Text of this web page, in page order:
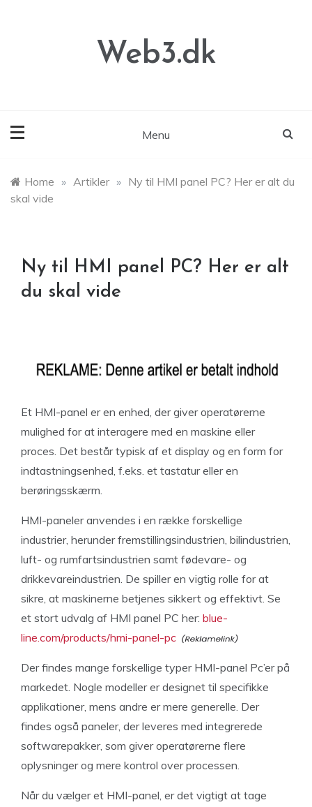
Web3.dk
Menu
Home » Artikler » Ny til HMI panel PC? Her er alt du
skal vide
Ny til HMI panel PC? Her er alt
du skal vide
Et HMI-panel er en enhed, der giver operatørerne
mulighed for at interagere med en maskine eller
proces. Det består typisk af et display og en form for
indtastningsenhed, f.eks. et tastatur eller en
berøringsskærm.
HMI-paneler anvendes i en række forskellige
industrier, herunder fremstillingsindustrien, bilindustrien,
luft- og rumfartsindustrien samt fødevare- og
drikkevareindustrien. De spiller en vigtig rolle for at
sikre, at maskinerne betjenes sikkert og effektivt. Se
et stort udvalg af HMI panel PC her: blue-
line.com/products/hmi-panel-pc
Der findes mange forskellige typer HMI-panel Pc’er på
markedet. Nogle modeller er designet til specifikke
applikationer, mens andre er mere generelle. Der
findes også paneler, der leveres med integrerede
softwarepakker, som giver operatørerne flere
oplysninger og mere kontrol over processen.
Når du vælger et HMI-panel, er det vigtigt at tage